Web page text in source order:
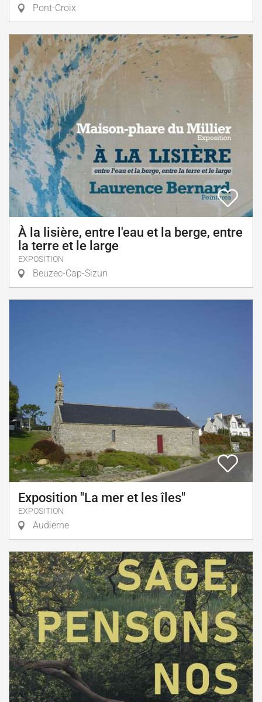
Pont-Croix
À la lisière, entre l'eau et la berge, entre
la terre et le large
EXPOSITION
Beuzec-Cap-Sizun
Exposition "La mer et les îles"
EXPOSITION
Audierne